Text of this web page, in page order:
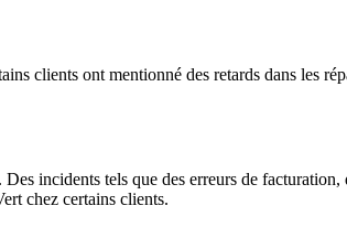
clients ont mentionné des retards dans les
incidents tels que des erreurs de
chez certains clients.